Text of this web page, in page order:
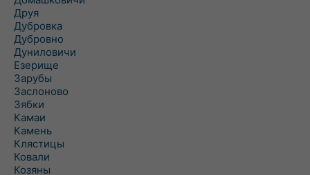
Друя
Дубровка
Дубровно
Дуниловичи
Езерище
Зарубы
Заслоново
Зябки
Камаи
Камень
Клястицы
Ковали
Козяны